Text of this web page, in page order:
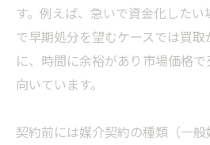
す。例えば、急いで資金化した
で早期処分を望むケースでは買
に、時間に余裕があり市場価格
向いています。
契約前には媒介契約の種類（一